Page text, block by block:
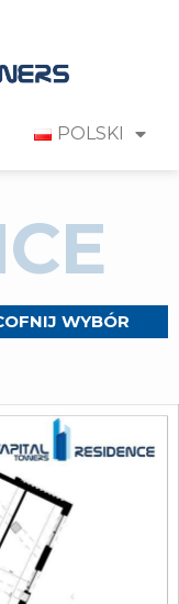
POLSKI
WYBÓR